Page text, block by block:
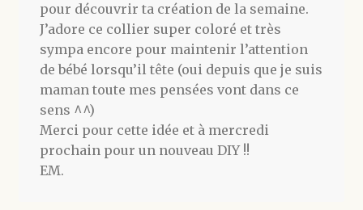
pour découvrir ta création de la semaine.
J’adore ce collier super coloré et très
sympa encore pour maintenir l’attention
de bébé lorsqu’il tête (oui depuis que je suis
maman toute mes pensées vont dans ce
sens ^^)
Merci pour cette idée et à mercredi
prochain pour un nouveau DIY !!
EM.